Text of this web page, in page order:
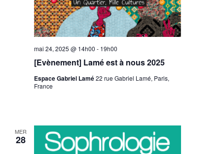
[Evènement] Lamé est à nous 2025
mai 24, 2025 @ 14h00 - 19h00
Espace Gabriel Lamé22 rue Gabriel Lamé, Paris,
France
MER
28